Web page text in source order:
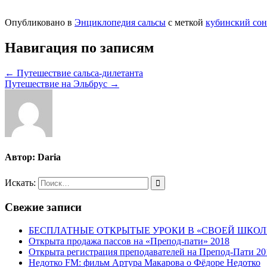
Опубликовано в Энциклопедия сальсы с меткой кубинский сон
Навигация по записям
← Путешествие сальса-дилетанта
Путешествие на Эльбрус →
Автор: Daria
Искать:
Свежие записи
БЕСПЛАТНЫЕ ОТКРЫТЫЕ УРОКИ В «СВОЕЙ
Открыта продажа пассов на «Препод-пати» 2018
Открыта регистрация преподавателей на Препод-Пати
Недотко FM: фильм Артура Макарова о Фёдоре Недотко